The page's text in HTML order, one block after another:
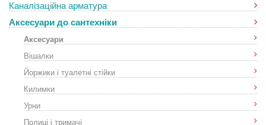
Каналізаційна арматура
Аксесуари до сантехніки
Аксесуари
Вішалки
Йоржики і туалетні стійки
Килимки
Урни
Полиці і тримачі